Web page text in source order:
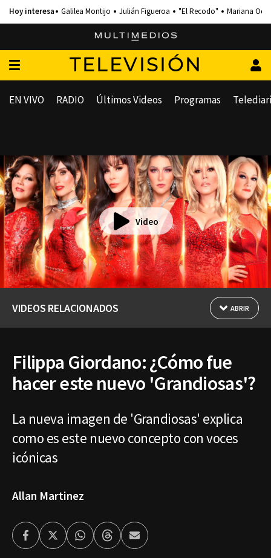
Galilea Montijo Julián Figueroa "El Recodo" Mariana
TELEVISIÓN
EN VIVO RADIO Últimos Videos Programas
Video
VIDEOS RELACIONADOS ABRIR
Filippa Giordano: ¿Cómo fue
hacer este nuevo 'Grandiosas'?
La nueva imagen de 'Grandiosas' explica
como es este nuevo concepto con voces
icónicas
Allan Martinez
FacebookTwitterWhatsappThreadsEnviar
por